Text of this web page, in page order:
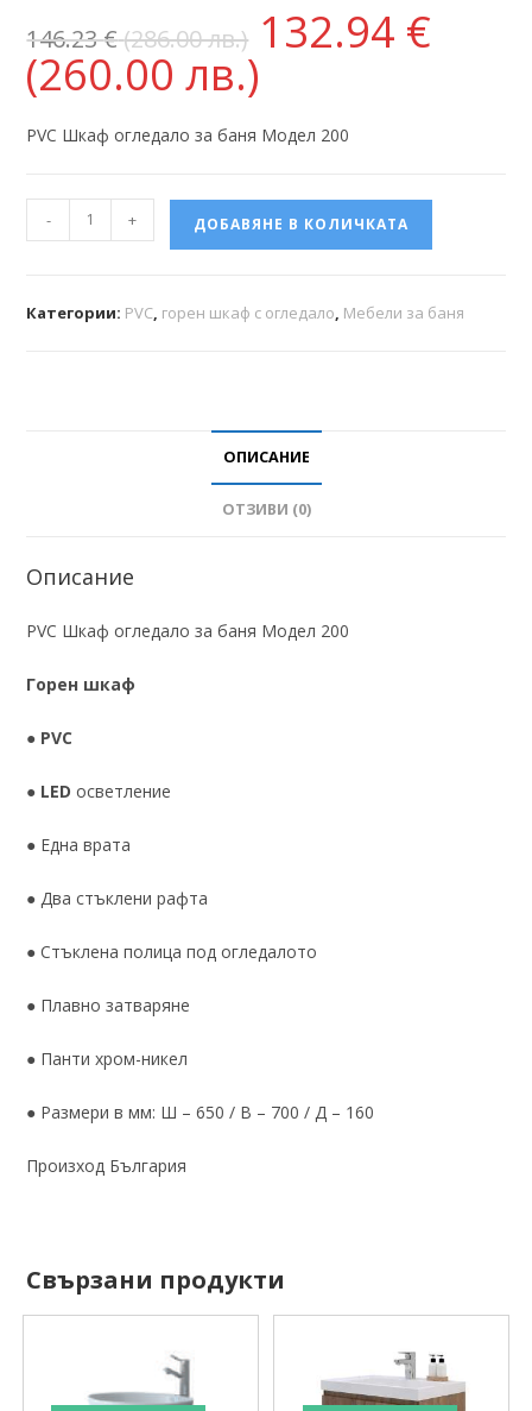
146.23€(286.00 лв.) 132.94 €
(260.00 лв.)
PVC Шкаф огледало за баня Модел 200
- + ДОБАВЯНЕ В КОЛИЧКАТА
Категории: PVC, горен шкаф с огледало, Мебели за баня
ОПИСАНИЕ
ОТЗИВИ (0)
Описание
PVC Шкаф огледало за баня Модел 200
Горен шкаф
● PVC
● LED осветление
● Една врата
● Два стъклени рафта
● Стъклена полица под огледалото
● Плавно затваряне
● Панти хром-никел
● Размери в мм: Ш – 650 / В – 700 / Д – 160
Произход България
Свързани продукти